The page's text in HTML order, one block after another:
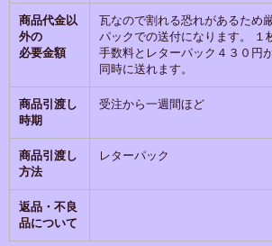
商品代金以
外の
必要金額
瓦なので割れる恐れがあるため
パックでの送付になります。 １
手数料とレターパック４３０円
同時に送れます。
商品引渡し
時期
受注から一週間ほど
商品引渡し
方法
レターパック
返品・不良
品について